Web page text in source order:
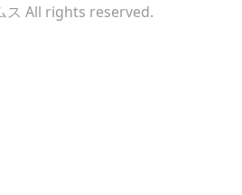
ス All rights reserved.